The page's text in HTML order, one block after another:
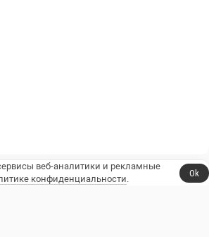
Сериалы, юмор и стендап.
веб-аналитики и рекламные
конфиденциальности.
Ok